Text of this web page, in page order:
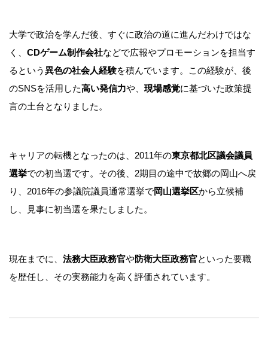
大学で政治を学んだ後、すぐに政治の道に進んだわけではな
く、 CDゲーム制作会社などで広報やプロモーションを担当す
るという 異色の社会人経験を積んでいます。この経験が、後
のSNSを活用した高い発信力や、 現場感覚に基づいた政策提
言の土台となりました。
キャリアの転機となったのは、2011年の東京都北区議会議員
選挙での初当選です。その後、2期目の途中で故郷の岡山へ戻
り、2016年の参議院議員通常選挙で岡山選挙区から立候補
し、見事に初当選を果たしました。
現在までに、 法務大臣政務官や防衛大臣政務官といった要職
を歴任し、その実務能力を高く評価されています。